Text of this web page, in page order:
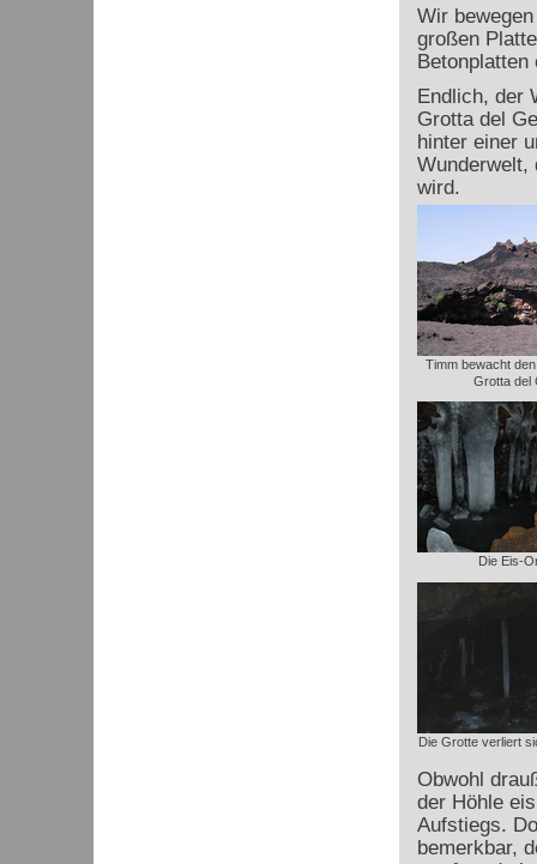
Wir
großen
Betonplatten
Endlich, der
Grotta del
hinter einer
Wunderwelt,
wird.
Timm bewacht
Grotta del
Die Eis-
Die Grotte verliert
Obwohl
der Höhle
Aufstiegs.
bemerkbar,